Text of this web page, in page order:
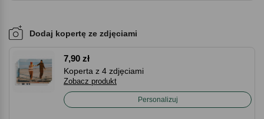
Dodaj kopertę ze zdjęciami
7,90 zł
Koperta z 4 zdjęciami
Zobacz produkt
Personalizuj